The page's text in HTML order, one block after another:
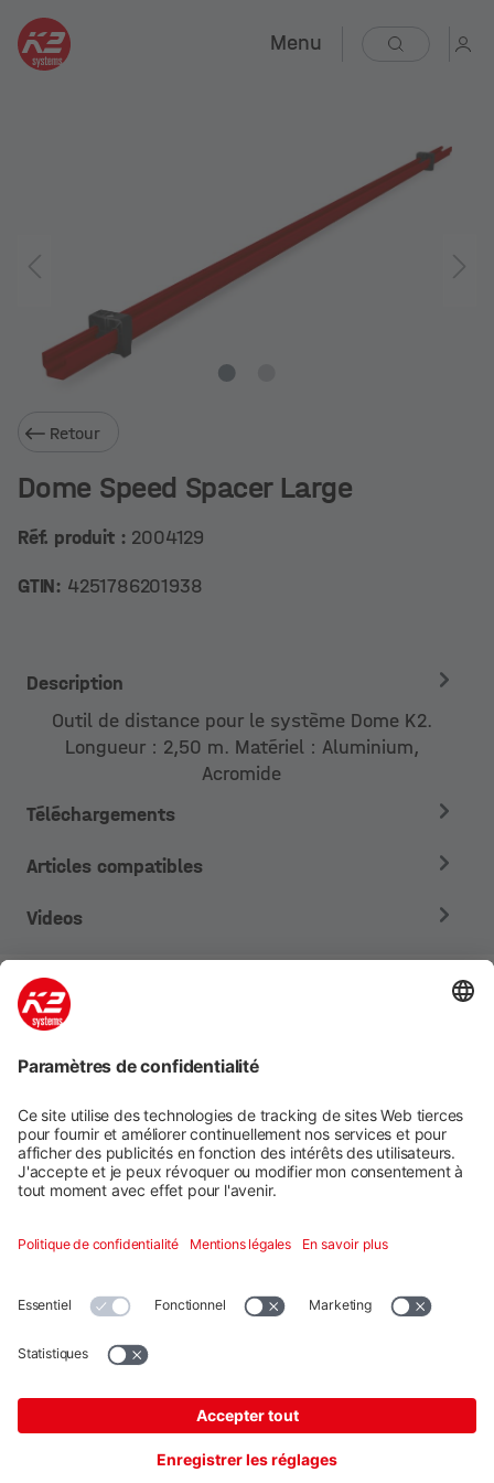
Menu
Retour
Dome Speed Spacer Large
Réf. produit : 2004129
GTIN: 4251786201938
Description
Outil de distance pour le système Dome K2.
Longueur : 2,50 m. Matériel : Aluminium,
Acromide
Téléchargements
Articles compatibles
Videos
Systèmes de montage
Services numériques
Contact
Additional
K2 Systems GmbH · Haldenstraße 1 · 71272 Renningen ·
+49 7159 420590·info@k2-systems.com